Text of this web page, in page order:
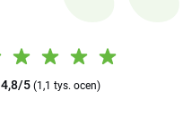
4,8/5(1,1 tys. ocen)